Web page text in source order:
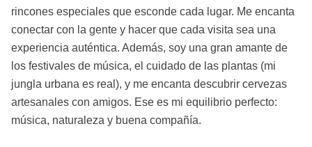
rincones especiales que esconde cada lugar. Me encanta
conectar con la gente y hacer que cada visita sea una
experiencia auténtica. Además, soy una gran amante de
los festivales de música, el cuidado de las plantas (mi
jungla urbana es real), y me encanta descubrir cervezas
artesanales con amigos. Ese es mi equilibrio perfecto:
música, naturaleza y buena compañía.